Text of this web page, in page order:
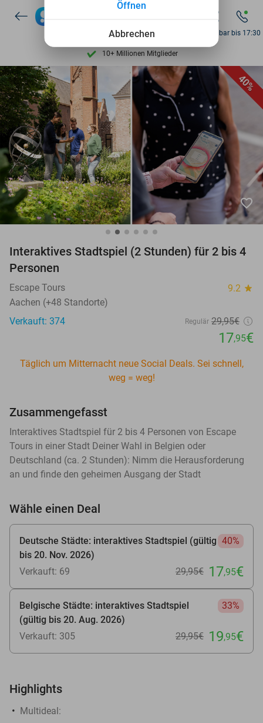
Entdecke 15.000+ Deals
7 Tage die Woche verfügbar
10+ Millionen Mitglieder
basierend auf205.869 Bewertungen
Entdecke 15.000+ Deals
7 Tage die Woche verfügbar
10+ Millionen Mitglieder
Erreichbar bis 17:30
40%
favorite_border
Interaktives Stadtspiel (2 Stunden) für 2 bis 4
Personen
Escape Tours 9.2 star
Aachen (+48 Standorte)
Verkauft: 374
Regulär 29,95€
17,95€
Täglich um Mitternacht neue Social Deals. Sei schnell,
weg = weg!
Zusammengefasst
Interaktives Stadtspiel für 2 bis 4 Personen von Escape
Tours in einer Stadt Deiner Wahl in Belgien oder
Deutschland (ca. 2 Stunden): Nimm die Herausforderung
an und finde den geheimen Ausgang der Stadt
Wähle einen Deal
Deutsche Städte: interaktives Stadtspiel (gültig
bis 20. Nov. 2026)
40%
Verkauft: 69 29,95€ 17,95€
Belgische Städte: interaktives Stadtspiel
(gültig bis 20. Aug. 2026)
33%
Verkauft: 305 29,95€ 19,95€
Highlights
Multideal:
Abbrechen
Öffnen